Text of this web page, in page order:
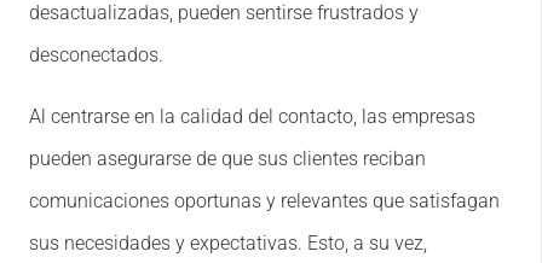
desactualizadas, pueden sentirse frustrados y
desconectados.
Al centrarse en la calidad del contacto, las empresas
pueden asegurarse de que sus clientes reciban
comunicaciones oportunas y relevantes que satisfagan
sus necesidades y expectativas. Esto, a su vez,